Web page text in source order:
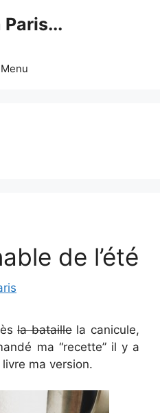
Paris...
Menu
de l’été
la bataillela canicule,
ma “recette” il y a
ma version.